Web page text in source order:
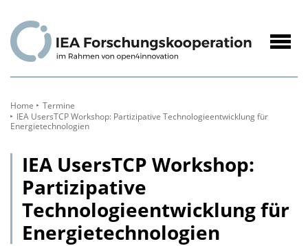
Inhalt
Home
Termine
IEA UsersTCP Workshop: Partizipative Technologieentwicklung für
Energietechnologien
IEA UsersTCP Workshop:
Partizipative
Technologieentwicklung für
Energietechnologien